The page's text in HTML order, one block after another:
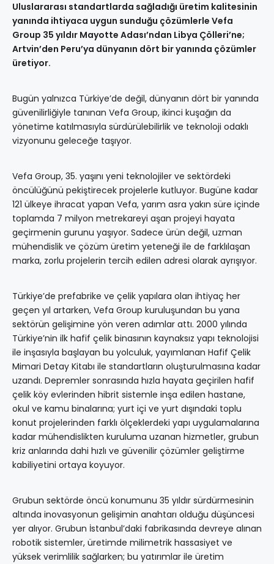
Uluslararası standartlarda sağladığı üretim kalitesinin
yanında ihtiyaca uygun sunduğu çözümlerle Vefa
Group 35 yıldır Mayotte Adası’ndan Libya Çölleri’ne;
Artvin’den Peru’ya dünyanın dört bir yanında çözümler
üretiyor.
Bugün yalnızca Türkiye’de değil, dünyanın dört bir yanında
güvenilirliğiyle tanınan Vefa Group, ikinci kuşağın da
yönetime katılmasıyla sürdürülebilirlik ve teknoloji odaklı
vizyonunu geleceğe taşıyor.
Vefa Group, 35. yaşını yeni teknolojiler ve sektördeki
öncülüğünü pekiştirecek projelerle kutluyor. Bugüne kadar
121 ülkeye ihracat yapan Vefa, yarım asra yakın süre içinde
toplamda 7 milyon metrekareyi aşan projeyi hayata
geçirmenin gurunu yaşıyor. Sadece ürün değil, uzman
mühendislik ve çözüm üretim yeteneği ile de farklılaşan
marka, zorlu projelerin tercih edilen adresi olarak ayrışıyor.
Türkiye’de prefabrike ve çelik yapılara olan ihtiyaç her
geçen yıl artarken, Vefa Group kuruluşundan bu yana
sektörün gelişimine yön veren adımlar attı. 2000 yılında
Türkiye’nin ilk hafif çelik binasının kaynaksız yapı teknolojisi
ile inşasıyla başlayan bu yolculuk, yayımlanan Hafif Çelik
Mimari Detay Kitabı ile standartların oluşturulmasına kadar
uzandı. Depremler sonrasında hızla hayata geçirilen hafif
çelik köy evlerinden hibrit sistemle inşa edilen hastane,
okul ve kamu binalarına; yurt içi ve yurt dışındaki toplu
konut projelerinden farklı ölçeklerdeki yapı uygulamalarına
kadar mühendislikten kuruluma uzanan hizmetler, grubun
kriz anlarında dahi hızlı ve güvenilir çözümler geliştirme
kabiliyetini ortaya koyuyor.
Grubun sektörde öncü konumunu 35 yıldır sürdürmesinin
altında inovasyonun gelişimin anahtarı olduğu düşüncesi
yer alıyor. Grubun İstanbul’daki fabrikasında devreye alınan
robotik sistemler, üretimde milimetrik hassasiyet ve
yüksek verimlilik sağlarken; bu yatırımlar ile üretim